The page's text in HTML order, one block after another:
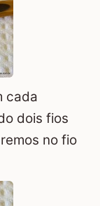
cada
dois fios
no fio